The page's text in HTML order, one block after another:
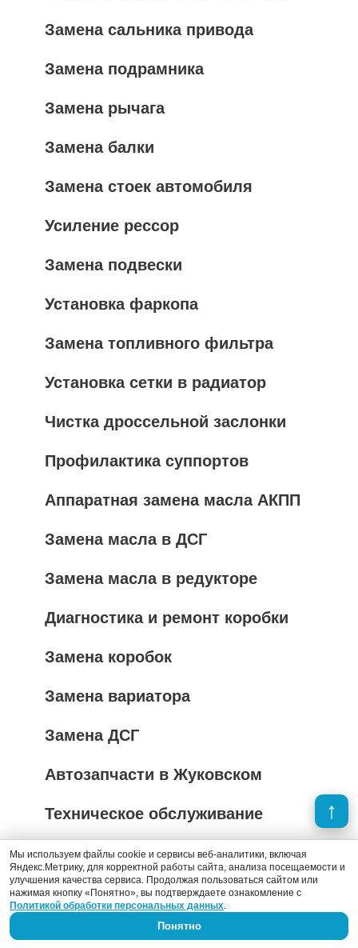
Замена сальника привода
Замена подрамника
Замена рычага
Замена балки
Замена стоек автомобиля
Усиление рессор
Замена подвески
Установка фаркопа
Замена топливного фильтра
Установка сетки в радиатор
Чистка дроссельной заслонки
Профилактика суппортов
Аппаратная замена масла АКПП
Замена масла в ДСГ
Замена масла в редукторе
Диагностика и ремонт коробки
Замена коробок
Замена вариатора
Замена ДСГ
Автозапчасти в Жуковском
Техническое обслуживание
Автоэлектрик в Жуковском
Проверка системы охлаждения
Сварка автомобиля
Мы используем файлы cookie и сервисы веб-аналитики, включая
Яндекс.Метрику, для корректной работы сайта, анализа посещаемости и
улучшения качества сервиса. Продолжая пользоваться сайтом или
нажимая кнопку «Понятно», вы подтверждаете ознакомление с
Политикой обработки персональных данных.
Понятно